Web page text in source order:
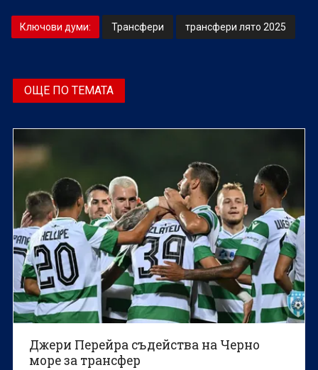
Ключови думи: Трансфери трансфери лято 2025
ОЩЕ ПО ТЕМАТА
Джери Перейра съдейства на Черно
море за трансфер